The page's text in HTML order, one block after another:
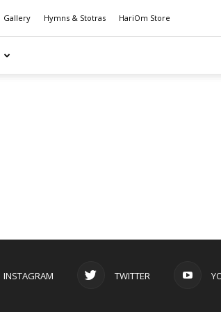
Gallery Hymns & Stotras HariOm Store
INSTAGRAM TWITTER